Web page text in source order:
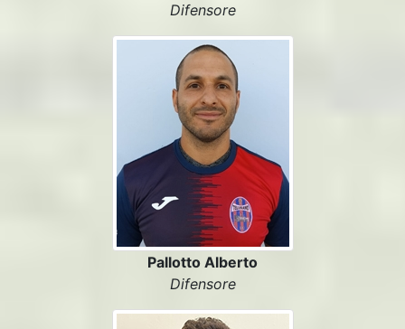
Difensore
Pallotto Alberto
Difensore